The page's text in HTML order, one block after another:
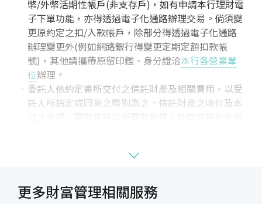
幣/外幣活期性帳戶(非支存戶)，如有申請本行理財電
子下單功能，亦得透過電子化通路辦理交易。倘須變
更原約定之扣/入款帳戶，除部分得透過電子化通路
辦理變更外(例如網路銀行得變更定期定額扣款帳
號)，其他請攜帶原留印鑑、身分證洽本行各營業單
位辦理。
委託人依約定書所交付之信託財產及相關費用，以受
託人所指定或同意之幣別為之。信託財產之收付及本
境內/境外基金：
更多財富管理相關服務